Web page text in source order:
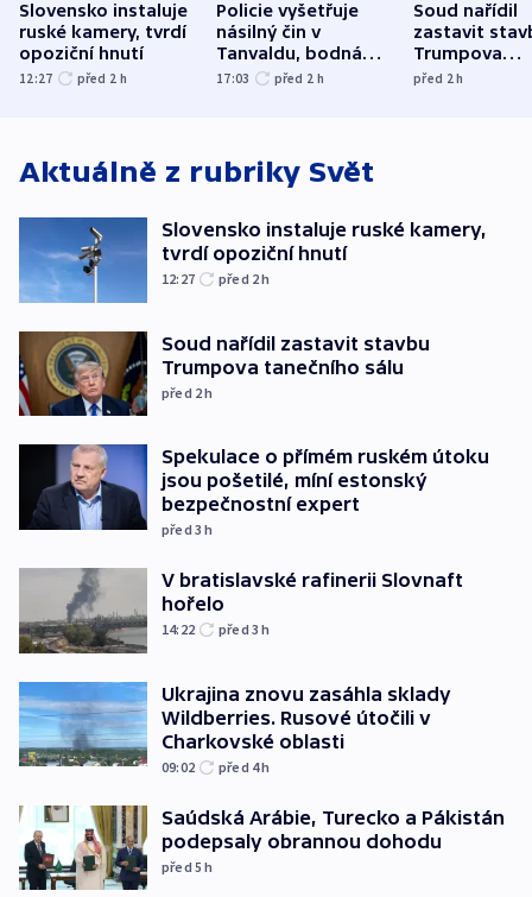
Slovensko instaluje
ruské kamery, tvrdí
opoziční hnutí
12:27 před 2 h
Policie vyšetřuje
násilný čin v
Tanvaldu, bodná
zranění při něm
17:03 před 2 h
Soud nařídil
zastavit
Trumpova
tanečního
před 2h
Aktuálně z rubriky Svět
Slovensko instaluje ruské kamery,
tvrdí opoziční hnutí
12:27 před 2h
Soud nařídil zastavit stavbu
Trumpova tanečního sálu
před 2h
Spekulace o přímém ruském útoku
jsou pošetilé, míní estonský
bezpečnostní expert
před 3h
V bratislavské rafinerii Slovnaft
hořelo
14:22 před 3h
Ukrajina znovu zasáhla sklady
Wildberries. Rusové útočili v
Charkovské oblasti
09:02 před 4h
Saúdská Arábie, Turecko a Pákistán
podepsaly obrannou dohodu
před 5h